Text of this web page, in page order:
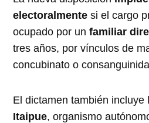
electoralmente si el cargo
ocupado por unfamiliar
tres años, por vínculos de
concubinato o
El dictamen también
Itaipue, organismo